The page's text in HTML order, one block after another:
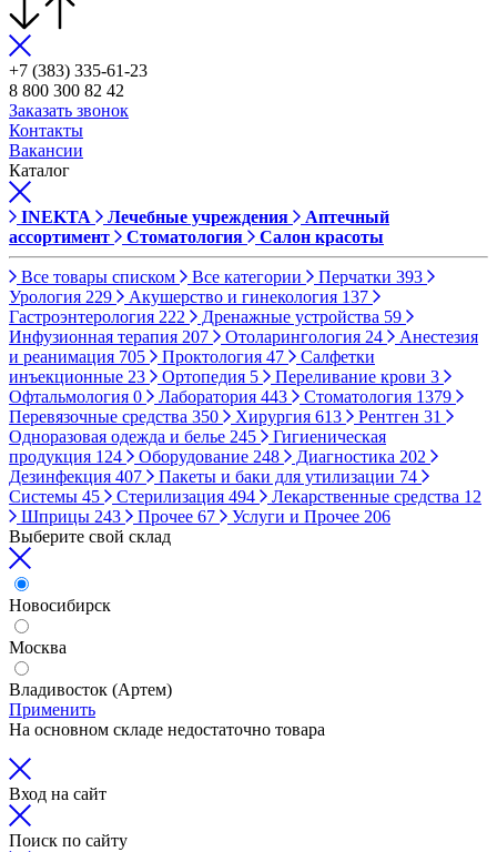
+7 (383) 335-61-23
8 800 300 82 42
Заказать звонок
Контакты
Вакансии
Каталог
INEKTA Лечебные учреждения
Аптечный
ассортимент
Стоматология Салон красоты
Все товары списком Все категории Перчатки 393
Урология 229 Акушерство и гинекология 137
Гастроэнтерология 222 Дренажные устройства 59
Инфузионная терапия 207 Отоларингология 24
Анестезия
и реанимация 705 Проктология 47
Салфетки
инъекционные 23 Ортопедия 5 Переливание крови 3
Офтальмология 0 Лаборатория 443 Стоматология 1379
Перевязочные средства 350 Хирургия 613 Рентген 31
Одноразовая одежда и белье 245
Гигиеническая
продукция 124 Оборудование 248 Диагностика 202
Дезинфекция 407 Пакеты и баки для утилизации 74
Системы 45 Стерилизация 494 Лекарственные средства 12
Шприцы 243 Прочее 67 Услуги и Прочее 206
Выберите свой склад
Новосибирск
Москва
Владивосток (Артем)
Применить
На основном складе недостаточно товара
Вход на сайт
Поиск по сайту